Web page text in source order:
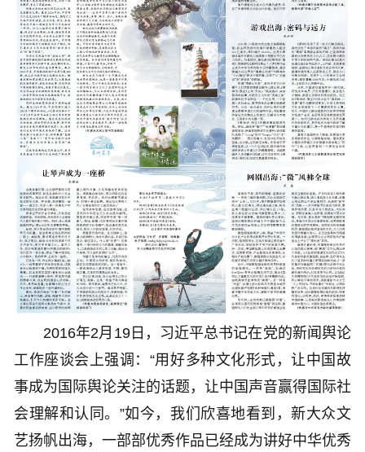
2016年2月19日，习近平总书记在党的新闻舆论
工作座谈会上强调：“用好多种文化形式，让中国故
事成为国际舆论关注的话题，让中国声音赢得国际社
会理解和认同。”如今，我们欣喜地看到，新大众文
艺扬帆出海，一部部优秀作品已经成为讲好中华优秀